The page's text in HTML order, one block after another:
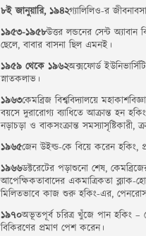
৮ই জানুয়ারি, ১৯৪২গ্যালিলিও-র
১৯৫৩-১৯৫৮উত্তর লন্ডনের সেন্ট অ্যাবান
ছেলে, বাবার বাসনা ছিল এমনই।
১৯৫৯ থেকে ১৯৬২অক্সফোর্ড
স্নাতকলাভ।
১৯৬৩কেমব্রিজ বিশ্ববিদ্যালয়ে
বয়সে দুরারোগ্য ব্যাধিতে আক্রান্ত হন
নড়াচড়া ও বাকসংক্রান্ত
১৯৬৫জেন উইল্ড-কে বিয়ে করেন হকিং,
১৯৬৬ডক্টরেটের পড়াশুনো শেষ,
আপেক্ষিকতাবাদের একমাত্রিকতা
মিলিতভাবে কাজ শুরু হকিং-এর, পেনরোস
১৯৭০অভূতপূর্ব চরিত্র খুঁজে পান হকিং –
বিকিরণের প্রমাণ পেশ করেন।